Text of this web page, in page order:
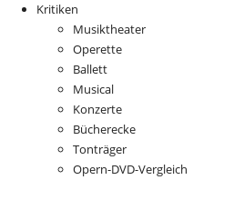
Kritiken
Musiktheater
Operette
Ballett
Musical
Konzerte
Bücherecke
Tonträger
Opern-DVD-Vergleich